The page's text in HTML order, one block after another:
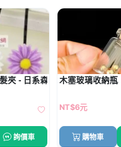
夾 - 日系森林風髮飾
詢價車
木塞玻璃收納瓶
NT$6元
購物車